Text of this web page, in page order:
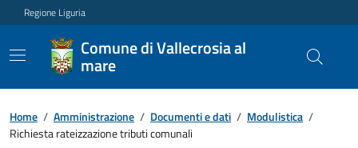
Regione Liguria
Comune di Vallecrosia al
mare
Home / Amministrazione / Documenti e dati / Modulistica /
Richiesta rateizzazione tributi comunali